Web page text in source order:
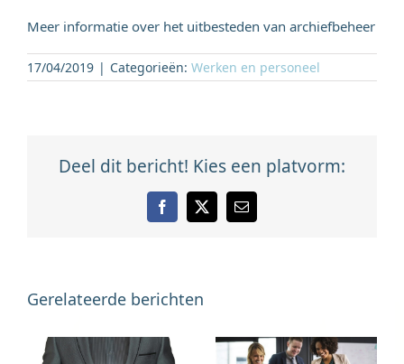
Meer informatie over het uitbesteden van archiefbeheer
17/04/2019 | Categorieën: Werken en personeel
Deel dit bericht! Kies een platvorm:
Facebook
X
E-
Gerelateerde berichten